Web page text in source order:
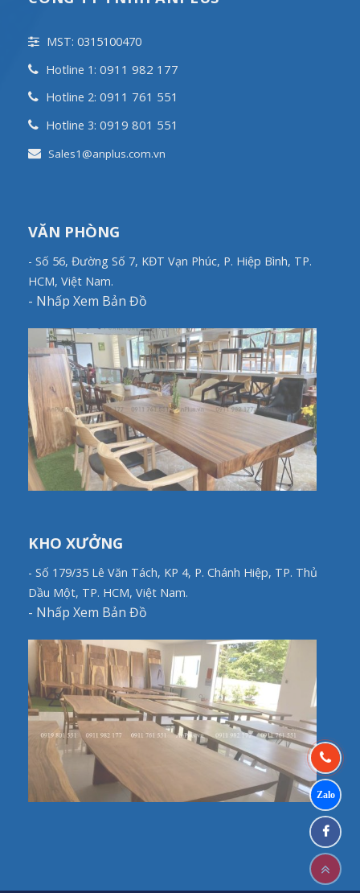
MST: 0315100470
Hotline 1: 0911 982 177
Hotline 2: 0911 761 551
Hotline 3: 0919 801 551
Sales1@anplus.com.vn
VĂN PHÒNG
- Số 56, Đường Số 7, KĐT Vạn Phúc, P. Hiệp Bình, TP.
HCM, Việt Nam.
- Nhấp Xem Bản Đồ
KHO XƯỞNG
- Số 179/35 Lê Văn Tách, KP 4, P. Chánh Hiệp, TP. Thủ
Dầu Một, TP. HCM, Việt Nam.
- Nhấp Xem Bản Đồ